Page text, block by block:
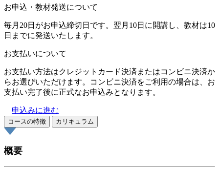
お申込・教材発送について
毎月20日がお申込締切日です。翌月10日に開講し、教材は10
日までに発送いたします。
お支払いについて
お支払い方法はクレジットカード決済またはコンビニ決済か
らお選びいただけます。コンビニ決済をご利用の場合は、お
支払い完了後に正式なお申込みとなります。
申込みに進む
コースの特徴 カリキュラム
概要